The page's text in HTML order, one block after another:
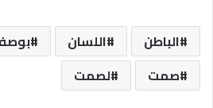
الباطن اللسان
صمت
لصمت